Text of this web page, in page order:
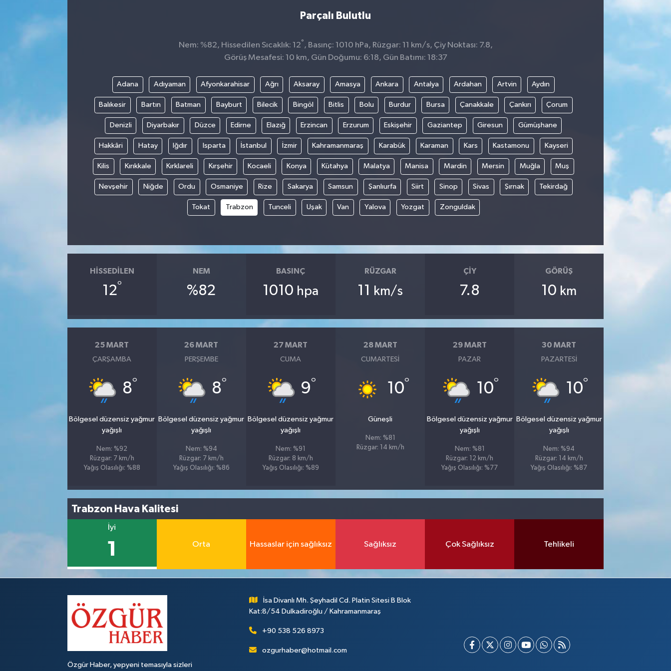
Parçalı Bulutlu
Nem: %82, Hissedilen Sıcaklık: 12° , Basınç: 1010 hPa, Rüzgar: 11 km/s, Çiy Noktası: 7.8,
Görüş Mesafesi: 10 km, Gün Doğumu: 6:18, Gün Batımı: 18:37
Adana Adıyaman Afyonkarahisar Ağrı Aksaray Amasya Ankara Antalya Ardahan Artvin Aydın
Balıkesir Bartın Batman Bayburt Bilecik Bingöl Bitlis Bolu Burdur Bursa Çanakkale Çankırı Çorum
Denizli Diyarbakır Düzce Edirne Elazığ Erzincan Erzurum Eskişehir Gaziantep Giresun Gümüşhane
Hakkâri Hatay Iğdır Isparta İstanbul İzmir Kahramanmaraş Karabük Karaman Kars Kastamonu Kayseri
Kilis Kırıkkale Kırklareli Kırşehir Kocaeli Konya Kütahya Malatya Manisa Mardin Mersin Muğla Muş
Nevşehir Niğde Ordu Osmaniye Rize Sakarya Samsun Şanlıurfa Siirt Sinop Sivas Şırnak Tekirdağ
Tokat Trabzon Tunceli Uşak Van Yalova Yozgat Zonguldak
HISSEDILEN
12°
NEM
%82
BASINÇ
1010 hpa
RÜZGAR
11 km/s
ÇIY
7.8
GÖRÜŞ
10 km
25 MART
ÇARŞAMBA
8°
Bölgesel düzensiz yağmur
yağışlı
Nem: %92
Rüzgar: 7 km/h
Yağış Olasılığı: %88
26 MART
PERŞEMBE
8°
Bölgesel düzensiz yağmur
yağışlı
Nem: %94
Rüzgar: 7 km/h
Yağış Olasılığı: %86
27 MART
CUMA
9°
Bölgesel düzensiz yağmur
yağışlı
Nem: %91
Rüzgar: 8 km/h
Yağış Olasılığı: %89
28 MART
CUMARTESI
10°
Güneşli
Nem: %81
Rüzgar: 14 km/h
29 MART
PAZAR
10°
Bölgesel düzensiz yağmur
yağışlı
Nem: %81
Rüzgar: 12 km/h
Yağış Olasılığı: %77
30 MART
PAZARTESI
10°
Bölgesel düzensiz yağmur
yağışlı
Nem: %94
Rüzgar: 14 km/h
Yağış Olasılığı: %87
Trabzon Hava Kalitesi
İyi
1 Orta Hassaslar için sağlıksız Sağlıksız Çok Sağlıksız Tehlikeli
Özgür Haber, yepyeni temasıyla sizleri
İsa Divanlı Mh. Şeyhadil Cd. Platin Sitesi B Blok
Kat:8/54 Dulkadiroğlu / Kahramanmaraş
+90 538 526 8973
ozgurhaber@hotmail.com